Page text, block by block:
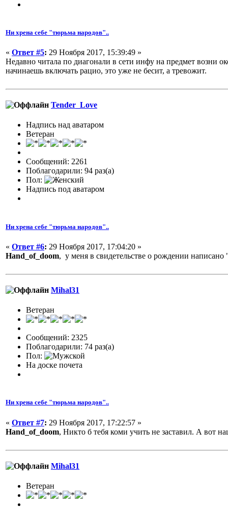
Ни хрена себе "тюрьма народов"..
« Ответ #5: 29 Ноября 2017, 15:39:49 »
Недавно читала по диагонали в сети инфу на предмет возни
начинаешь включать рацио, это уже не бесит, а тревожит.
Tender_Love
Надпись над аватаром
Ветеран
Сообщений: 2261
Поблагодарили: 94 раз(а)
Пол:
Надпись под аватаром
Ни хрена себе "тюрьма народов"..
« Ответ #6: 29 Ноября 2017, 17:04:20 »
Hand_of_doom, у меня в свидетельстве о рождении
Mihal31
Ветеран
Сообщений: 2325
Поблагодарили: 74 раз(а)
Пол:
На доске почета
Ни хрена себе "тюрьма народов"..
« Ответ #7: 29 Ноября 2017, 17:22:57 »
Hand_of_doom, Никто б тебя коми учить не заставил. А вот
Mihal31
Ветеран